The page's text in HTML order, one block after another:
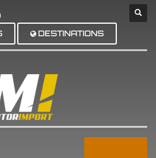
DESTINATIONS